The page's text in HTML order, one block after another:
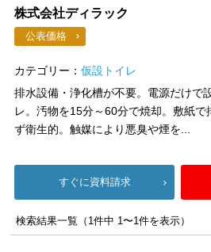
株式会社ディラック
公表価格
カテゴリー：仮設トイレ
排水設備・浄化槽が不要。電源だけで
レ。汚物を15分～60分で焼却。敷紙
ず衛生的。触媒により悪臭や煙を...
すぐに資料請求
検索結果一覧（1件中 1〜1件を表示）